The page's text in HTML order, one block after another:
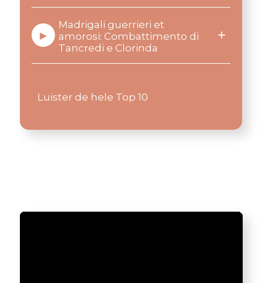
▶
Madrigali guerrieri et
amorosi: Combattimento di
Tancredi e Clorinda
+
Luister de hele Top 10